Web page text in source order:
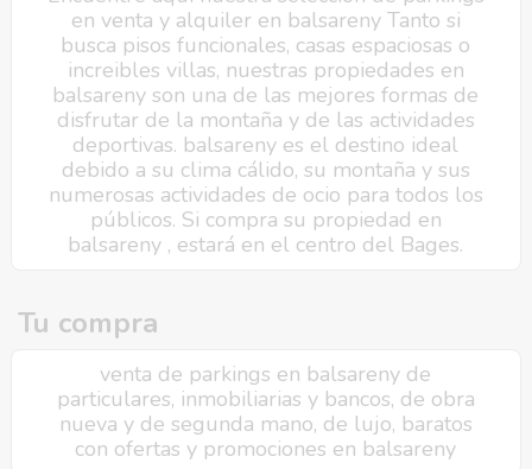
en venta y alquiler en balsareny Tanto si
busca pisos funcionales, casas espaciosas o
increibles villas, nuestras propiedades en
balsareny son una de las mejores formas de
disfrutar de la montaña y de las actividades
deportivas. balsareny es el destino ideal
debido a su clima cálido, su montaña y sus
numerosas actividades de ocio para todos los
públicos. Si compra su propiedad en
balsareny , estará en el centro del Bages.
Tu compra
venta de parkings en balsareny de
particulares, inmobiliarias y bancos, de obra
nueva y de segunda mano, de lujo, baratos
con ofertas y promociones en balsareny